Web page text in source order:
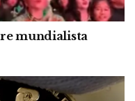
mundialista